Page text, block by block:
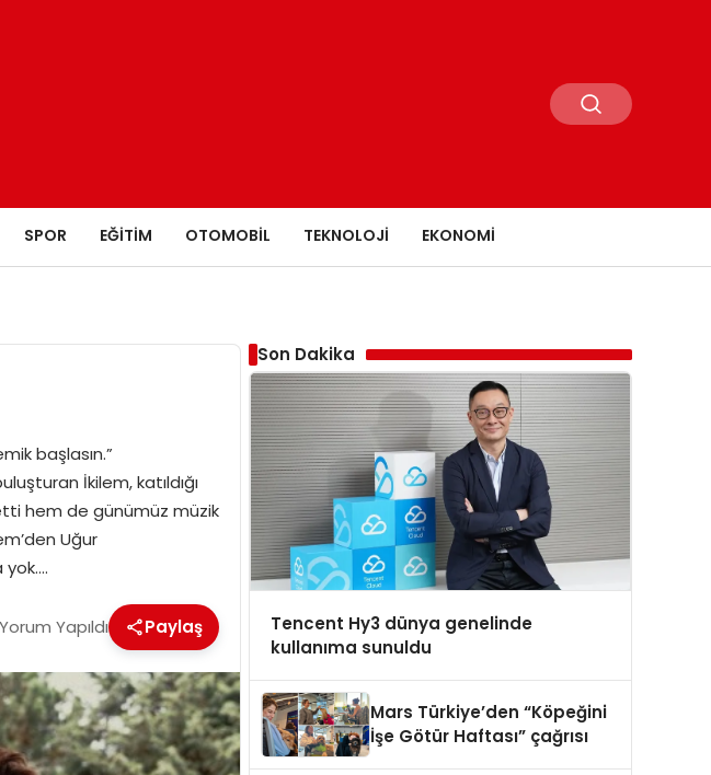
SPOR EĞITIM OTOMOBIL TEKNOLOJI EKONOMI
başlasın.”
İkilem, katıldığı
hem de günümüz müzik
Uğur
yok….
Yapıldı Paylaş
Son Dakika
Tencent Hy3 dünya genelinde
kullanıma sunuldu
Mars Türkiye’den “Köpeğini
İşe Götür Haftası” çağrısı